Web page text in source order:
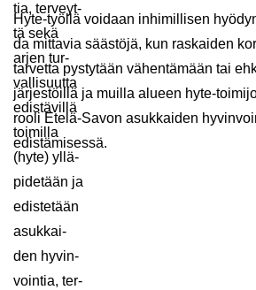
tia, ter­veyt­
tä sekä
arjen tur­
val­li­suut­ta
edis­tä­vil­lä
toi­mil­la
(hyte) yl­lä­
pi­de­tään ja
edis­te­tään
asuk­kai­
den hy­vin­
voin­tia, ter­
Hyte-​työllä voi­daan in­hi­mil­li­sen
da mit­ta­via sääs­tö­jä, kun ras­kai­den
tar­vet­ta pys­ty­tään vä­hen­tä­mään tai
jär­jes­töil­lä ja muil­la alu­een hyte-​
rooli Etelä-​Savon asuk­kai­den
edis­tä­mi­ses­sä.